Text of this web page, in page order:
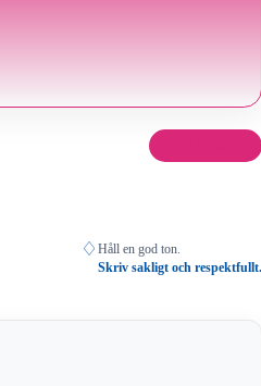
♢ Håll en god ton.
Skriv sakligt och respektfullt.